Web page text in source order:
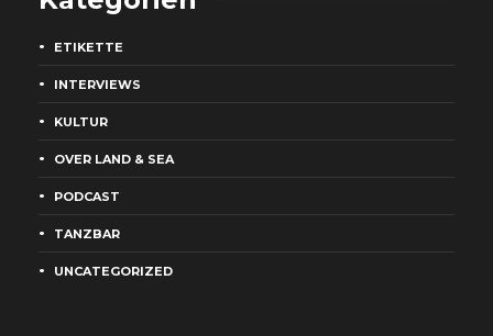
ETIKETTE
INTERVIEWS
KULTUR
OVER LAND & SEA
PODCAST
TANZBAR
UNCATEGORIZED